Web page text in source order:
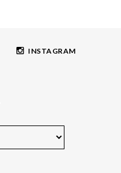
INSTAGRAM